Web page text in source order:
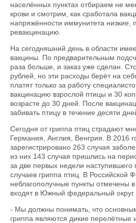
населённых пунктах отбираем не
крови и смотрим, как сработала
напряжённости иммунитета низкие,
ревакцинацию.
На сегодняшний день в области
вакцины. По предварительным
раза больше, и заказ уже сделан.
рублей, но эти расходы берёт на
платят только за работу
вакцинацию взрослой птицы и 30
возрасте до 30 дней. После
забивать птицу в течение десяти
Сегодня от гриппа птиц страдают
Германия, Англия, Венгрия. В 2016
зарегистрировано 263 случая
из них 143 случая пришлись на
за две первых недели наступившего
случаев гриппа птиц. В Российской
неблагополучные пункты отмечены
входят в Южный федеральный округ.
- Мы должны понимать, что
гриппа являются дикие перелётные